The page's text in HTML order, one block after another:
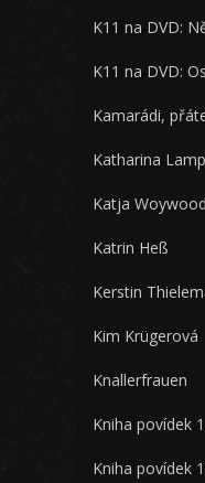
K11 na DVD:
K11 na DVD:
Kamarádi,
Katharina
Katja Woywood
Katrin Heß
Kerstin
Kim Krügerová
Knallerfrauen
Kniha povídek
Kniha povídek